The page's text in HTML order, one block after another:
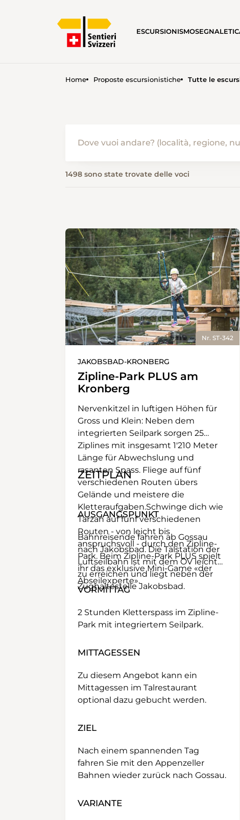
ESCURSIONISMO
Home Proposte escursionistiche Tutte le
1498 sono state trovate delle voci
Nr. ST-342
JAKOBSBAD-KRONBERG
Zipline-Park PLUS am
Kronberg
Nervenkitzel in luftigen Höhen für
Gross und Klein: Neben dem
integrierten Seilpark sorgen 25
Ziplines mit insgesamt 1'210 Meter
Länge für Abwechslung und
rasanten Spass. Fliege auf fünf
verschiedenen Routen übers
Gelände und meistere die
Kletteraufgaben.Schwinge dich wie
Tarzan auf fünf verschiedenen
Routen - von leicht bis
anspruchsvoll - durch den Zipline-
Park. Beim Zipline-Park PLUS spielt
ihr das exklusive Mini-Game «der
Abseilexperte».
ZEITPLAN
AUSGANGSPUNKT
Bahnreisende fahren ab Gossau
nach Jakobsbad. Die Talstation der
Luftseilbahn ist mit dem ÖV leicht
zu erreichen und liegt neben der
Zughaltestelle Jakobsbad.
VORMITTAG
2 Stunden Kletterspass im Zipline-
Park mit integriertem Seilpark.
MITTAGESSEN
Zu diesem Angebot kann ein
Mittagessen im Talrestaurant
optional dazu gebucht werden.
ZIEL
Nach einem spannenden Tag
fahren Sie mit den Appenzeller
Bahnen wieder zurück nach Gossau.
VARIANTE